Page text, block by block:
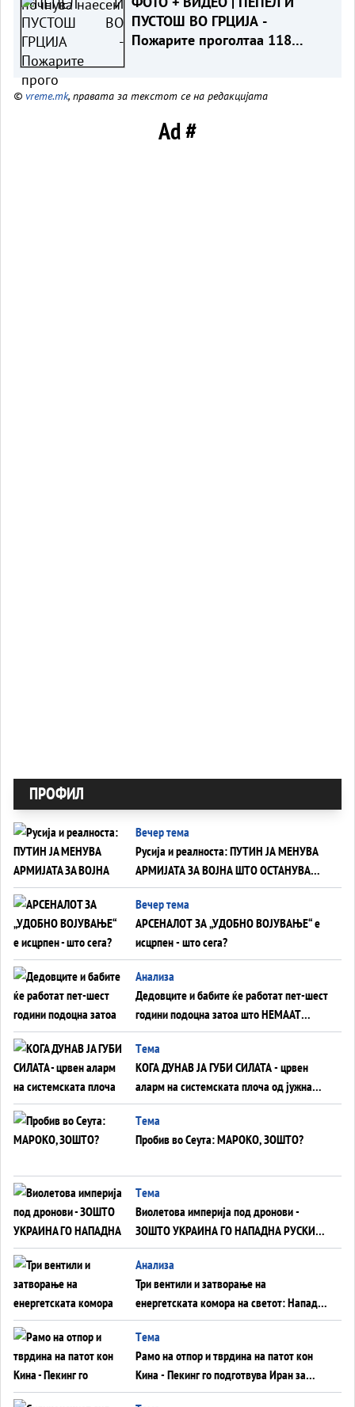
ПУСТОШ ВО ГРЦИЈА -
Пожарите проголтаа 118
© vreme.mk, правата за текстот се на редакцијата
Ad #
ПРОФИЛ
Вечер тема
Русија и реалноста: ПУТИН ЈА МЕНУВА
АРМИЈАТА ЗА ВОЈНА ШТО ОСТАНУВА
БЕЗ ФРОНТ
Вечер тема
АРСЕНАЛОТ ЗА „УДОБНО ВОЈУВАЊЕ“ е
исцрпен - што сега?
Анализа
Дедовците и бабите ќе работат пет-шест
години подоцна затоа што НЕМААТ
ВНУЦИ ДА ГИ ЗАМЕНАТ
Tема
КОГА ДУНАВ ЈА ГУБИ СИЛАТА - црвен
аларм на системската плоча од јужна
Германија до Црното Море...
Tема
Пробив во Сеута: МАРОКО, ЗОШТО?
Tема
Виолетова империја под дронови -
ЗОШТО УКРАИНА ГО НАПАДНА РУСКИОТ
WILDBERRIES
Aнализа
Три вентили и затворање на
енергетската комора на светот: Нападот
во Суец најавува глобален енергетски
инфаркт?
Tема
Рамо на отпор и тврдина на патот кон
Кина - Пекинг го подготвува Иран за
американска копнена инвазија